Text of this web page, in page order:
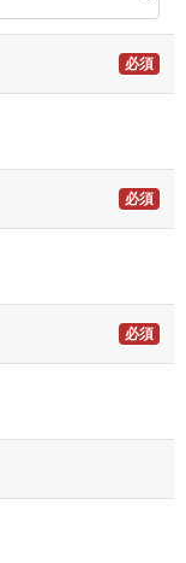
必須
必須
必須